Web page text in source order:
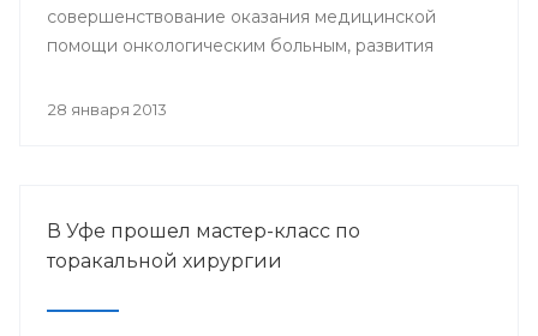
совершенствование оказания медицинской
помощи онкологическим больным, развития
поддержки инициативы «Международного союза
28 января 2013
В Уфе прошел мастер-класс по
торакальной хирургии